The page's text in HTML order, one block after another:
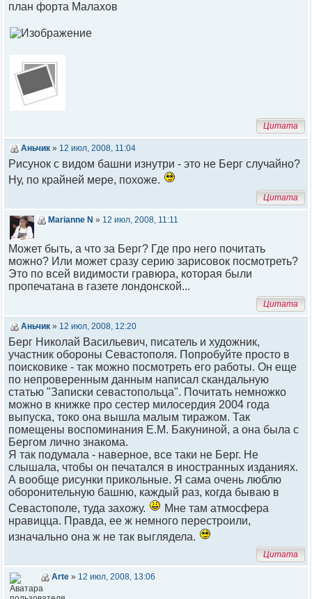
план форта Малахов
Цитата
Аньчик » 12 июл, 2008, 11:04
Рисунок с видом башни изнутри - это не Берг случайно?
Ну, по крайней мере, похоже.
Цитата
Marianne N » 12 июл, 2008, 11:11
Может быть, а что за Берг? Где про него почитать
можно? Или может сразу серию зарисовок посмотреть?
Это по всей видимости гравюра, которая были
пропечатана в газете лондонской...
Цитата
Аньчик » 12 июл, 2008, 12:20
Берг Николай Васильевич, писатель и художник,
участник обороны Севастополя. Попробуйте просто в
поисковике - так можно посмотреть его работы. Он еще
по непроверенным данным написал скандальную
статью "Записки севастопольца". Почитать немножко
можно в книжке про сестер милосердия 2004 года
выпуска, токо она вышла малым тиражом. Так
помещены воспоминания Е.М. Бакуниной, а она была с
Бергом лично знакома.
Я так подумала - наверное, все таки не Берг. Не
слышала, чтобы он печатался в иностранных изданиях.
А вообще рисунки прикольные. Я сама очень люблю
оборонительную башню, каждый раз, когда бываю в
Севастополе, туда захожу.
Мне там атмосфера
нравицца. Правда, ее ж немного перестроили,
изначально она ж не так выглядела.
Цитата
Arte » 12 июл, 2008, 13:06